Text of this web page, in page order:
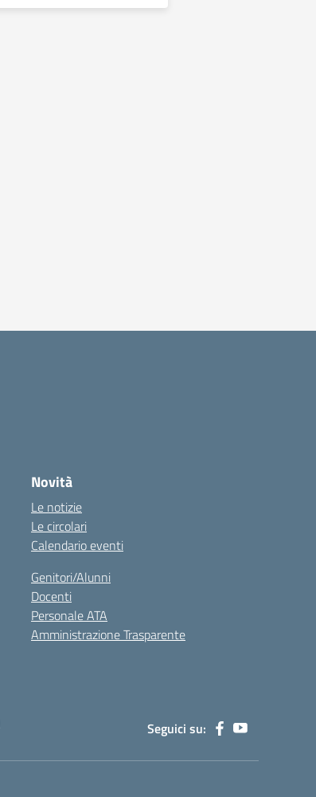
Novità
Le notizie
Le circolari
Calendario eventi
Genitori/Alunni
Docenti
Personale ATA
Amministrazione Trasparente
Seguici su: